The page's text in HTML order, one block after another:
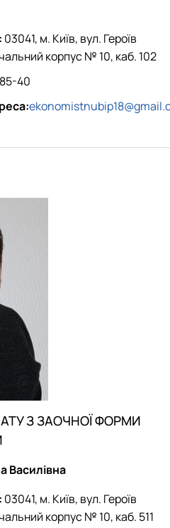
03041, м. Київ, вул. Героїв
корпус № 10, каб. 102
40
З ЗАОЧНОЇ ФОРМИ
Василівна
03041, м. Київ, вул. Героїв
корпус № 10, каб. 511